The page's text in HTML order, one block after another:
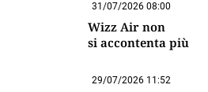
31/07/2026 08:00
Wizz Air non
si accontenta più
29/07/2026 11:52